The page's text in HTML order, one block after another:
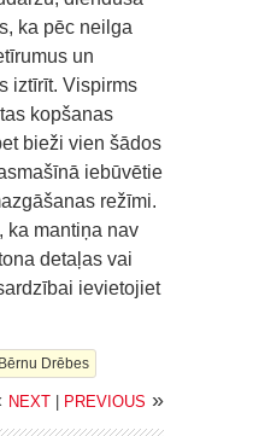
ka pēc neilga
un
iztīrīt. Vispirms
kopšanas
bieži vien šādos
iebūvētie
režīmi.
ka mantiņa nav
detaļas vai
ievietojiet
Drēbes
NEXT | PREVIOUS »